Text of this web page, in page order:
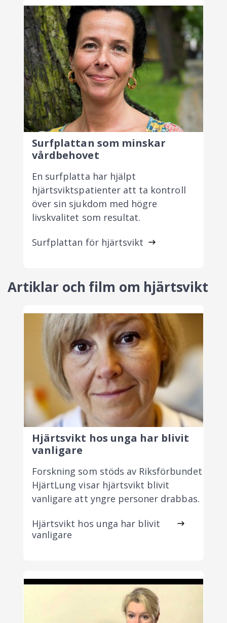
Surfplattan som minskar
vårdbehovet
En surfplatta har hjälpt
hjärtsviktspatienter att ta kontroll
över sin sjukdom med högre
livskvalitet som resultat.
Surfplattan för hjärtsvikt
Artiklar och film om hjärtsvikt
Hjärtsvikt hos unga har blivit
vanligare
Forskning som stöds av Riksförbundet
HjärtLung visar hjärtsvikt blivit
vanligare att yngre personer drabbas.
Hjärtsvikt hos unga har blivit
vanligare